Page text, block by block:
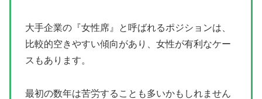
大手企業の『女性席』と呼ばれるポジションは、
比較的空きやすい傾向があり、女性が有利なケー
スもあります。
最初の数年は苦労することも多いかもしれません